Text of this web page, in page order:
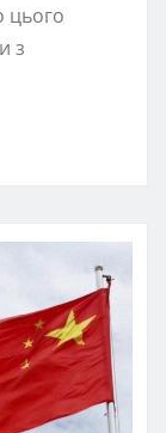
цього
з